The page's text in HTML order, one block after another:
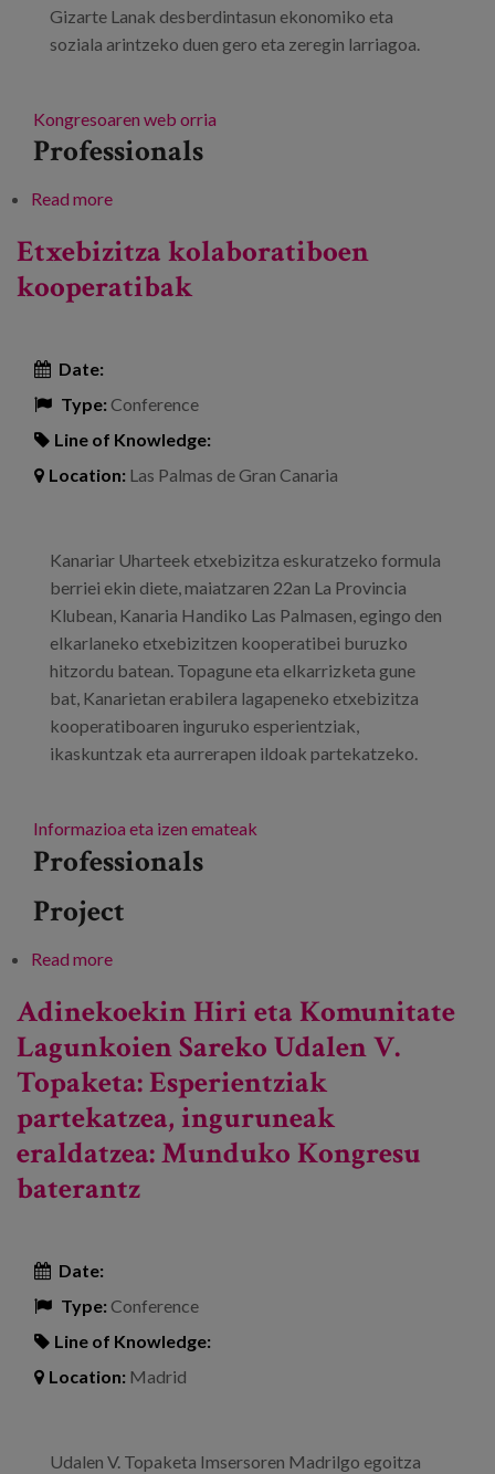
Gizarte Lanak desberdintasun ekonomiko eta
soziala arintzeko duen gero eta zeregin larriagoa.
Kongresoaren web orria
Professionals
Read moreabout Estatuko eta Nazioarteko XV. Kongresua
Etxebizitza kolaboratiboen
kooperatibak
Date:
Type:Conference
Line of Knowledge:
Location: Las Palmas de Gran Canaria
Kanariar Uharteek etxebizitza eskuratzeko formula
berriei ekin diete, maiatzaren 22an La Provincia
Klubean, Kanaria Handiko Las Palmasen, egingo den
elkarlaneko etxebizitzen kooperatibei buruzko
hitzordu batean. Topagune eta elkarrizketa gune
bat, Kanarietan erabilera lagapeneko etxebizitza
kooperatiboaren inguruko esperientziak,
ikaskuntzak eta aurrerapen ildoak partekatzeko.
Informazioa eta izen emateak
Professionals
Project
Read moreabout Etxebizitza kolaboratiboen kooperatibak
Adinekoekin Hiri eta Komunitate
Lagunkoien Sareko Udalen V.
Topaketa: Esperientziak
partekatzea, inguruneak
eraldatzea: Munduko Kongresu
baterantz
Date:
Type:Conference
Line of Knowledge:
Location: Madrid
Udalen V. Topaketa Imsersoren Madrilgo egoitza